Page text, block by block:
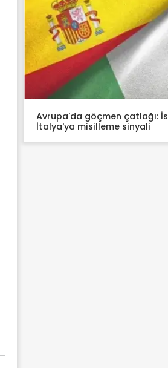
Avrupa'da göçmen çatlağı:
İtalya'ya misilleme sinyali